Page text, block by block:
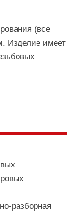
(все
Изделие имеет
разборная